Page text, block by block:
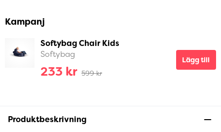
Kampanj
Softybag Chair Kids
Softybag
233 kr 599 kr
Lägg till
Produktbeskrivning